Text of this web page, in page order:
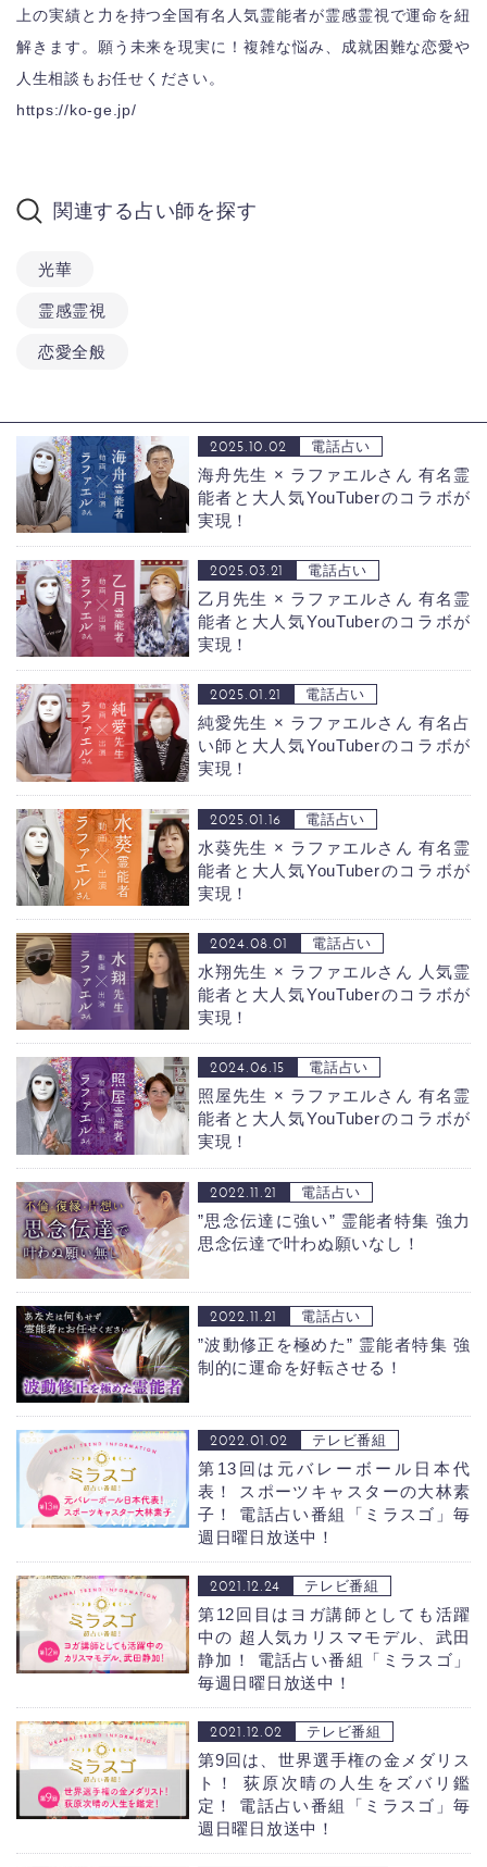
上の実績と力を持つ全国有名人気霊能者が霊感霊視で運命を紐
解きます。願う未来を現実に！複雑な悩み、成就困難な恋愛や
人生相談もお任せください。
https://ko-ge.jp/
関連する占い師を探す
光華
霊感霊視
恋愛全般
海舟先生 × ラファエルさん 有名霊
能者と大人気YouTuberのコラボが
実現！
2025.10.02 電話占い
乙月先生 × ラファエルさん 有名霊
能者と大人気YouTuberのコラボが
実現！
2025.03.21 電話占い
純愛先生 × ラファエルさん 有名占
い師と大人気YouTuberのコラボが
実現！
2025.01.21 電話占い
水葵先生 × ラファエルさん 有名霊
能者と大人気YouTuberのコラボが
実現！
2025.01.16 電話占い
水翔先生 × ラファエルさん 人気霊
能者と大人気YouTuberのコラボが
実現！
2024.08.01 電話占い
照屋先生 × ラファエルさん 有名霊
能者と大人気YouTuberのコラボが
実現！
2024.06.15 電話占い
”思念伝達に強い” 霊能者特集 強力
思念伝達で叶わぬ願いなし！
2022.11.21 電話占い
”波動修正を極めた” 霊能者特集強
制的に運命を好転させる！
2022.11.21 電話占い
第13回は元バレーボール日本代
表！ スポーツキャスターの大林素
子！
電話占い番組「ミラスゴ」毎
週日曜日放送中！
2022.01.02 テレビ番組
第12回目はヨガ講師としても活躍
中の 超人気カリスマモデル、武田
静加！
電話占い番組「ミラスゴ」
毎週日曜日放送中！
2021.12.24 テレビ番組
第9回は、世界選手権の金メダリス
ト！ 荻原次晴の人生をズバリ鑑
定！
電話占い番組「ミラスゴ」毎
週日曜日放送中！
2021.12.02 テレビ番組